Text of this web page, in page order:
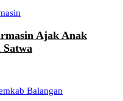
Ajak Anak
Balangan